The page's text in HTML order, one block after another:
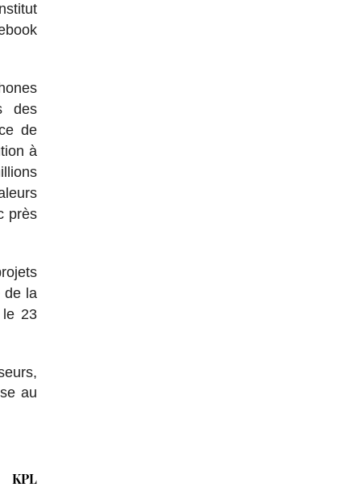
des
de
à
près
de la
le 23
au
KPL